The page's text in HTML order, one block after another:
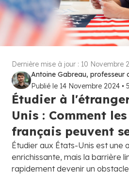
Dernière mise à jour : 10 Novembre
Antoine Gabreau, professeur
Publié le 14 Novembre 2024 • 5
Étudier à
Unis : Comment
français peuvent
Étudier aux États-Unis est une
enrichissante, mais la barrière
rapidement devenir un